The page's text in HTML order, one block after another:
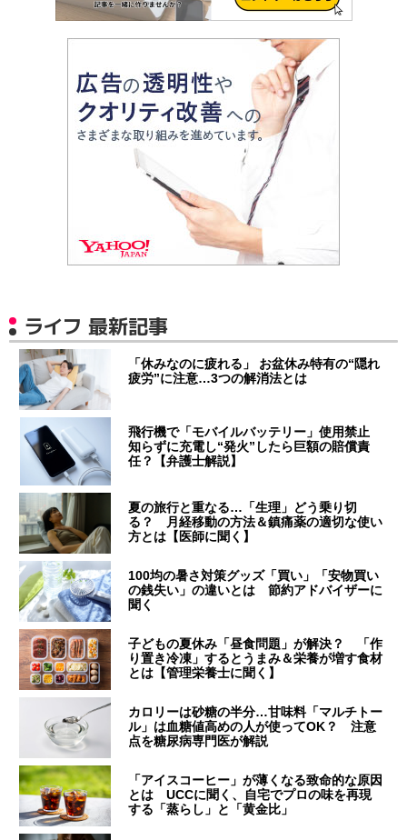
ライフ 最新記事
「休みなのに疲れる」 お盆休み特有の“隠れ
疲労”に注意…3つの解消法とは
飛行機で「モバイルバッテリー」使用禁止
知らずに充電し“発火”したら巨額の賠償責
任？【弁護士解説】
夏の旅行と重なる…「生理」どう乗り切
る？ 月経移動の方法＆鎮痛薬の適切な使い
方とは【医師に聞く】
100均の暑さ対策グッズ「買い」「安物買い
の銭失い」の違いとは 節約アドバイザーに
聞く
子どもの夏休み「昼食問題」が解決？ 「作
り置き冷凍」するとうまみ＆栄養が増す食材
とは【管理栄養士に聞く】
カロリーは砂糖の半分…甘味料「マルチトー
ル」は血糖値高めの人が使ってOK？ 注意
点を糖尿病専門医が解説
「アイスコーヒー」が薄くなる致命的な原因
とは UCCに聞く、自宅でプロの味を再現
する「蒸らし」と「黄金比」